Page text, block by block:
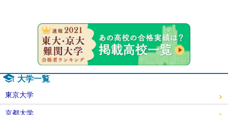
大学一覧
東京大学
京都大学